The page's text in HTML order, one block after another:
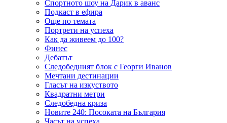
Спортното шоу на Дарик в аванс
Подкаст в ефира
Още по темата
Портрети на успеха
Как да живеем до 100?
Финес
Дебатът
Следобедният блок с Георги Иванов
Мечтани дестинации
Гласът на изкуството
Квадратни метри
Следобедна криза
Новите 240: Посоката на България
Часът на успеха